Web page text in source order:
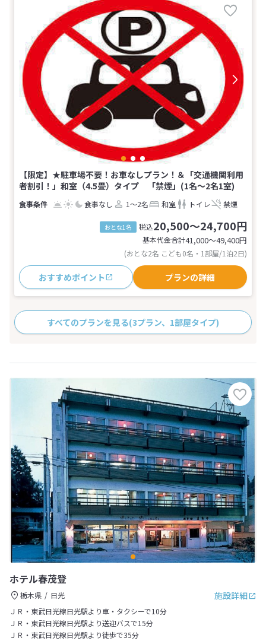
【限定】★駐車場不要！お車なしプラン！＆「交通機関利用
者割引！」和室（4.5畳）タイプ 「禁煙」(1名～2名1室)
食事なし 1～2名 和室 トイレ 禁煙
おとな1名 税込20,500～24,700円
基本代金合計41,000〜49,400円
(おとな2名 こども0名・1部屋/1泊2日)
おすすめポイント プランの詳細
すべてのプランを見る(3プラン、1部屋タイプ)
ホテル春茂登
施設詳細
栃木県
日光
ＪＲ・東武日光線日光駅より車・タクシーで10分
ＪＲ・東武日光線日光駅より送迎バスで15分
ＪＲ・東武日光線日光駅より徒歩で35分